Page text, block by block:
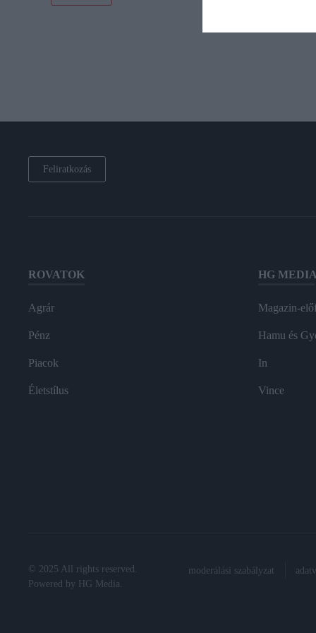
Feliratkozás
ROVATOK
Agrár
Pénz
Piacok
Életstílus
HG MEDIA
Magazin-
Hamu és
In
Vince
© 2025 All rights reserved.
Powered by
HG Media.
moderálási szabályzat